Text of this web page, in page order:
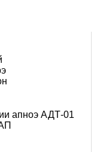
апноэ АДТ-01